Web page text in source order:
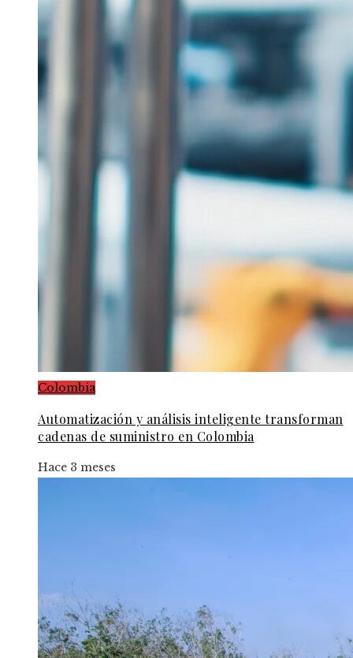
Colombia
Automatización y análisis inteligente transforman
cadenas de suministro en Colombia
Hace 3 meses